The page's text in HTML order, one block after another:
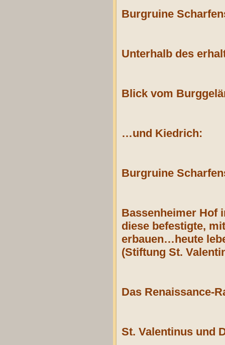
Burgruine
Unterhalb des
Blick vom
…und Kiedrich:
Burgruine
Bassenheimer Hof
diese befestigte,
erbauen…heute
(Stiftung St.
Das Renaissance-
St. Valentinus und